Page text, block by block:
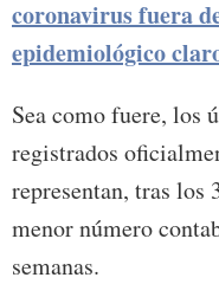
coronavirus fuera
epidemiológico
Sea como fuere, los
registrados
representan, tras los
menor número
semanas.